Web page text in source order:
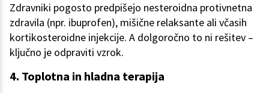
Zdravniki pogosto predpišejo nesteroidna protivnetna
zdravila (npr. ibuprofen), mišične relaksante ali včasih
kortikosteroidne injekcije. A dolgoročno to ni rešitev –
ključno je odpraviti vzrok.
4. Toplotna in hladna terapija